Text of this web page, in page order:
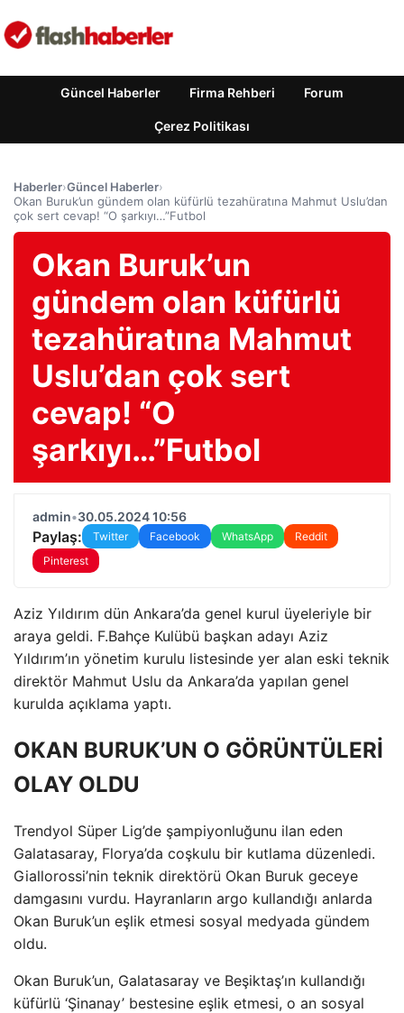
Güncel Haberler Firma Rehberi Forum
Çerez Politikası
Haberler›Güncel Haberler›
Okan Buruk’un gündem olan küfürlü tezahüratına Mahmut Uslu’dan
çok sert cevap! “O şarkıyı…”Futbol
Okan Buruk’un
gündem olan küfürlü
tezahüratına Mahmut
Uslu’dan çok sert
cevap! “O
şarkıyı…”Futbol
admin•30.05.2024 10:56
Paylaş: Twitter Facebook WhatsApp
Reddit
Pinterest
Aziz Yıldırım dün Ankara’da genel kurul üyeleriyle bir
araya geldi. F.Bahçe Kulübü başkan adayı Aziz
Yıldırım’ın yönetim kurulu listesinde yer alan eski teknik
direktör Mahmut Uslu da Ankara’da yapılan genel
kurulda açıklama yaptı.
OKAN BURUK’UN O GÖRÜNTÜLERİ
OLAY OLDU
Trendyol Süper Lig’de şampiyonluğunu ilan eden
Galatasaray, Florya’da coşkulu bir kutlama düzenledi.
Giallorossi’nin teknik direktörü Okan Buruk geceye
damgasını vurdu. Hayranların argo kullandığı anlarda
Okan Buruk’un eşlik etmesi sosyal medyada gündem
oldu.
Okan Buruk’un, Galatasaray ve Beşiktaş’ın kullandığı
küfürlü ‘Şinanay’ bestesine eşlik etmesi, o an sosyal